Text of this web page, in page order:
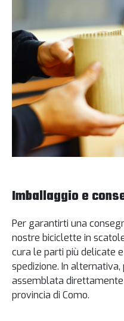
Imballaggio e
Per garantirti una
nostre biciclette in
cura le parti più delicate
spedizione. In
assemblata
provincia di Como.